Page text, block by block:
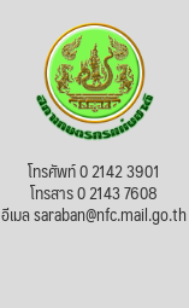
โทรศัพท์ 0 2142 3901
โทรสาร 0 2143 7608
อีเมล saraban@nfc.mail.go.th